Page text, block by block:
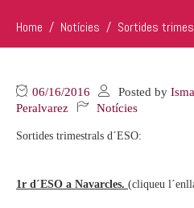
Home Notícies Sortides
06/16/2016 Posted by
Peralvarez
Notícies
Sortides trimestrals d´ESO:
1r d´ESO a Navarcles. (cliqueu